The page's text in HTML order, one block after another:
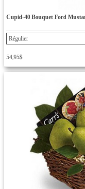
Cupid-40 Bouquet Ford
54,95$